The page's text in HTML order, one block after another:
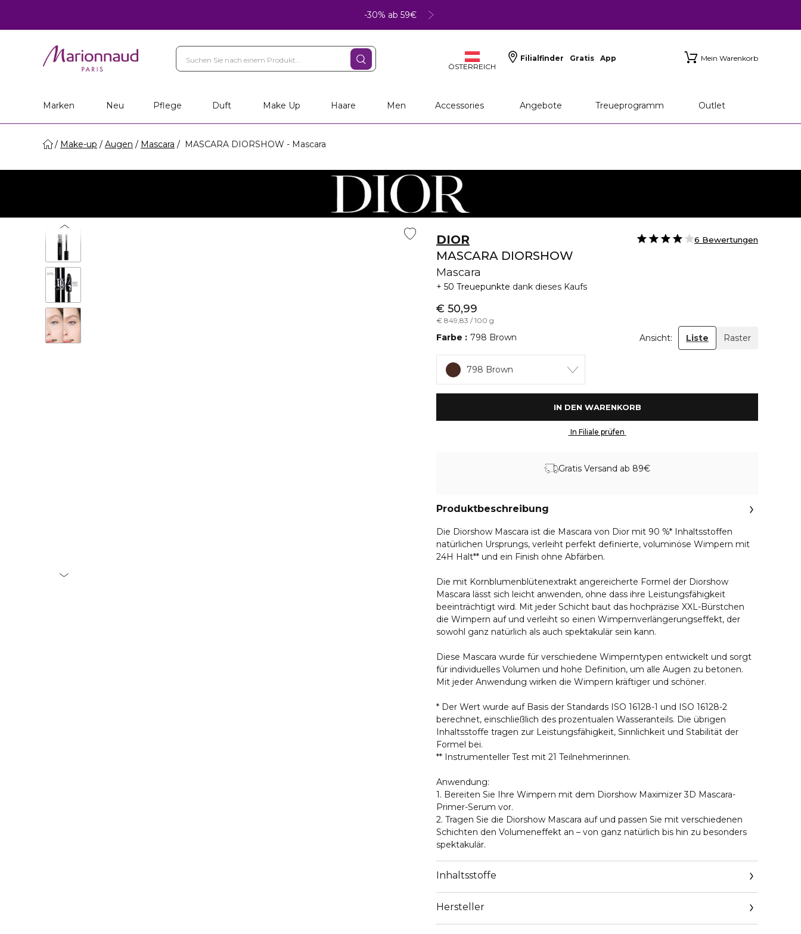
-30% ab 59€
ÖSTERREICH
Filialfinder Gratis App Mein Warenkorb
Marken Neu Pflege Duft Make Up Haare Men Accessories Angebote Treueprogramm Outlet
Make-up Augen Mascara MASCARA DIORSHOW - Mascara
DIOR
MASCARA DIORSHOW
Mascara
6 Bewertungen
50 Treuepunkte dank dieses Kaufs
€ 50,99
€ 849,83 / 100 g
Farbe 798 Brown Ansicht: Liste Raster
798 Brown
Gratis Versand ab 89€
Produktbeschreibung
Die Diorshow Mascara ist die Mascara von Dior mit 90 %* Inhaltsstoffen
natürlichen Ursprungs, verleiht perfekt definierte, voluminöse Wimpern mit
24H Halt** und ein Finish ohne Abfärben.
Die mit Kornblumenblütenextrakt angereicherte Formel der Diorshow
Mascara lässt sich leicht anwenden, ohne dass ihre Leistungsfähigkeit
beeinträchtigt wird. Mit jeder Schicht baut das hochpräzise XXL-Bürstchen
die Wimpern auf und verleiht so einen Wimpernverlängerungseffekt, der
sowohl ganz natürlich als auch spektakulär sein kann.
Diese Mascara wurde für verschiedene Wimperntypen entwickelt und sorgt
für individuelles Volumen und hohe Definition, um alle Augen zu betonen.
Mit jeder Anwendung wirken die Wimpern kräftiger und schöner.
* Der Wert wurde auf Basis der Standards ISO 16128-1 und ISO 16128-2
berechnet, einschließlich des prozentualen Wasseranteils. Die übrigen
Inhaltsstoffe tragen zur Leistungsfähigkeit, Sinnlichkeit und Stabilität der
Formel bei.
** Instrumenteller Test mit 21 Teilnehmerinnen.
Anwendung:
1. Bereiten Sie Ihre Wimpern mit dem Diorshow Maximizer 3D Mascara-
Primer-Serum vor.
2. Tragen Sie die Diorshow Mascara auf und passen Sie mit verschiedenen
Schichten den Volumeneffekt an – von ganz natürlich bis hin zu besonders
spektakulär.
Inhaltsstoffe
Hersteller